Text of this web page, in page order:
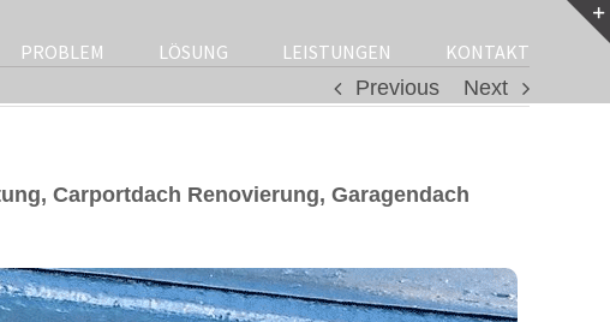
PROBLEM LÖSUNG LEISTUNGEN
KONTAKT
Previous
Next
Carportdach Renovierung, Garagendach